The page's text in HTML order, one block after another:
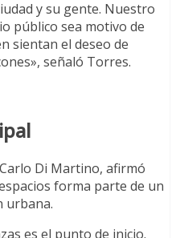
y su gente. Nuestro
público sea motivo de
sientan el deseo de
señaló Torres.
Di Martino, afirmó
forma parte de un
urbana.
es el punto de inicio.